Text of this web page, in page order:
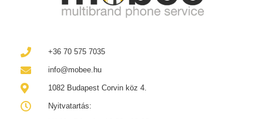
+36 70 575 7035
info@mobee.hu
1082 Budapest Corvin köz 4.
Nyitvatartás: